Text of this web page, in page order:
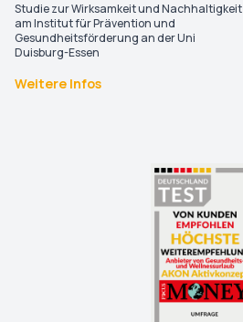
Studie zur Wirksamkeit und Nachhaltigkeit
am Institut für Prävention und
Gesundheitsförderung an der Uni
Duisburg-Essen
Weitere Infos